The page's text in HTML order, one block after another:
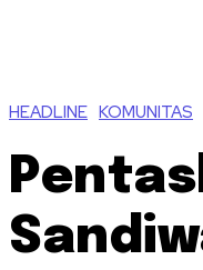
HEADLINE KOMUNITAS